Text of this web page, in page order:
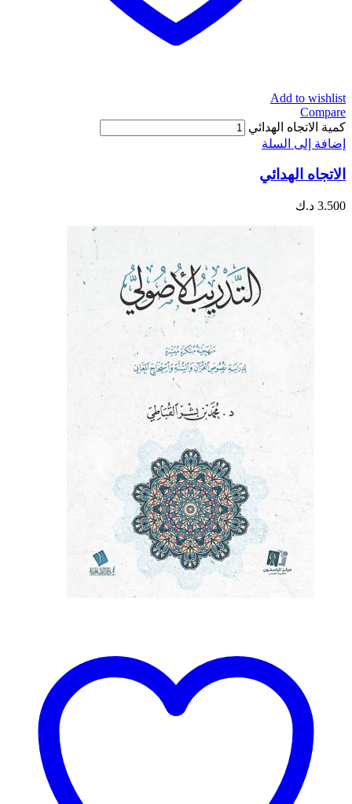
Add to wishlist
Compare
كمية الاتجاه الهدائي
إضافة إلى السلة
الاتجاه الهدائي
3.500 د.ك